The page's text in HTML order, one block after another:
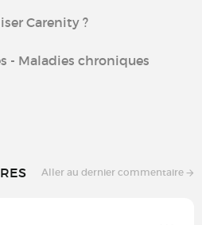
Carenity ?
- Maladies chroniques
Aller au dernier commentaire